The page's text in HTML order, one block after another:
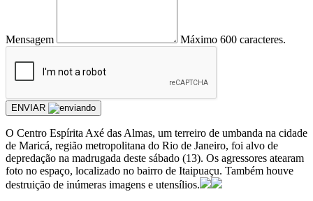
Mensagem Máximo 600 caracteres.
ENVIAR
O Centro Espírita Axé das Almas, um terreiro de umbanda na cidade
de Maricá, região metropolitana do Rio de Janeiro, foi alvo de
depredação na madrugada deste sábado (13). Os agressores atearam
foto no espaço, localizado no bairro de Itaipuaçu. Também houve
destruição de inúmeras imagens e utensílios.